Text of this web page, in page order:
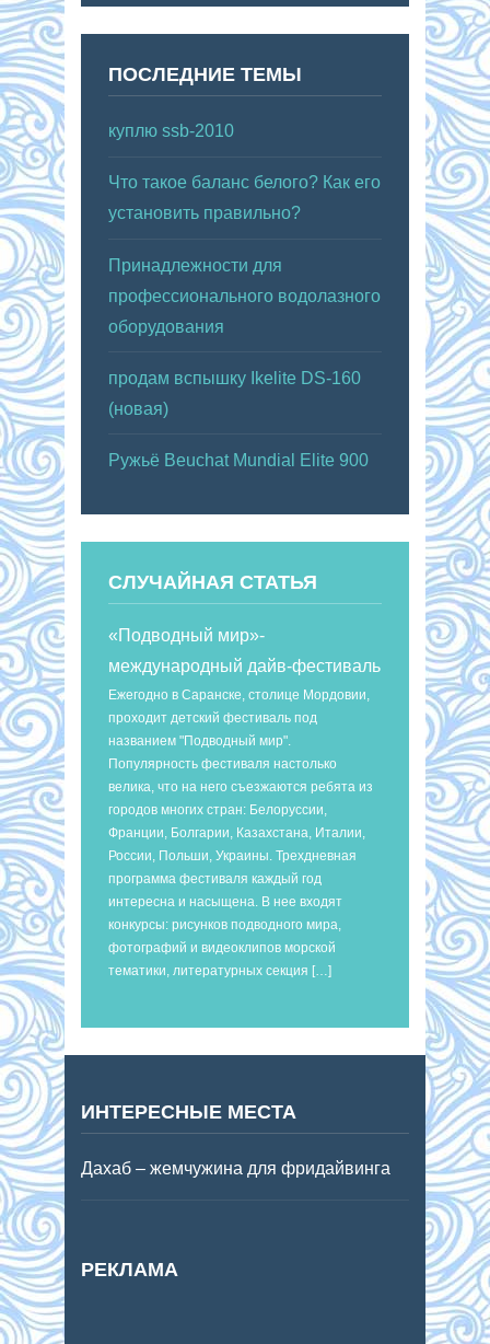
ПОСЛЕДНИЕ ТЕМЫ
куплю ssb-2010
Что такое баланс белого? Как его
установить правильно?
Принадлежности для
профессионального водолазного
оборудования
продам вспышку Ikelite DS-160
(новая)
Ружьё Beuchat Mundial Elite 900
СЛУЧАЙНАЯ СТАТЬЯ
«Подводный мир»-
международный дайв-фестиваль
Ежегодно в Саранске, столице Мордовии,
проходит детский фестиваль под
названием "Подводный мир".
Популярность фестиваля настолько
велика, что на него съезжаются ребята из
городов многих стран: Белоруссии,
Франции, Болгарии, Казахстана, Италии,
России, Польши, Украины. Трехдневная
программа фестиваля каждый год
интересна и насыщена. В нее входят
конкурсы: рисунков подводного мира,
фотографий и видеоклипов морской
тематики, литературных секция […]
ИНТЕРЕСНЫЕ МЕСТА
Дахаб – жемчужина для фридайвинга
РЕКЛАМА